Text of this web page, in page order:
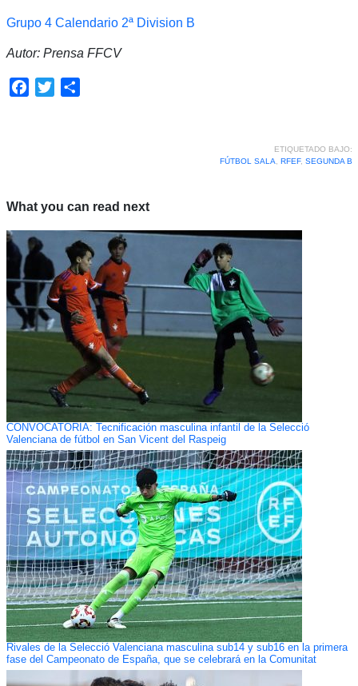
Grupo 4 Calendario 2ª Division B
Autor: Prensa FFCV
Facebook
Twitter
ETIQUETADO BAJO:
FÚTBOL SALA
RFEF, SEGUNDA B
What you can read next
CONVOCATORIA: Tecnificación masculina infantil de la Selecció
Valenciana de fútbol en San Vicent del Raspeig
Rivales de la Selecció Valenciana masculina sub14 y sub16 en la primera
fase del Campeonato de España, que se celebrará en la Comunitat